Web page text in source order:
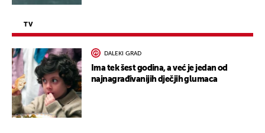
TV
DALEKI GRAD
Ima tek šest godina, a već je jedan od
najnagrađivanijih dječjih glumaca